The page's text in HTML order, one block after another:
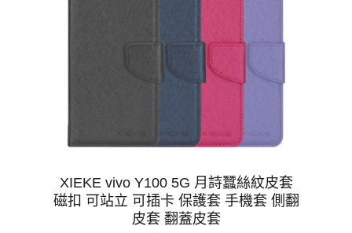
XIEKE vivo Y100 5G 月詩蠶絲紋皮套
磁扣 可站立 可插卡 保護套 手機套 側翻
皮套 翻蓋皮套